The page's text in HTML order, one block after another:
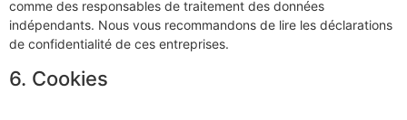
comme des responsables de traitement des données
indépendants. Nous vous recommandons de lire les déclarations
de confidentialité de ces entreprises.
6. Cookies